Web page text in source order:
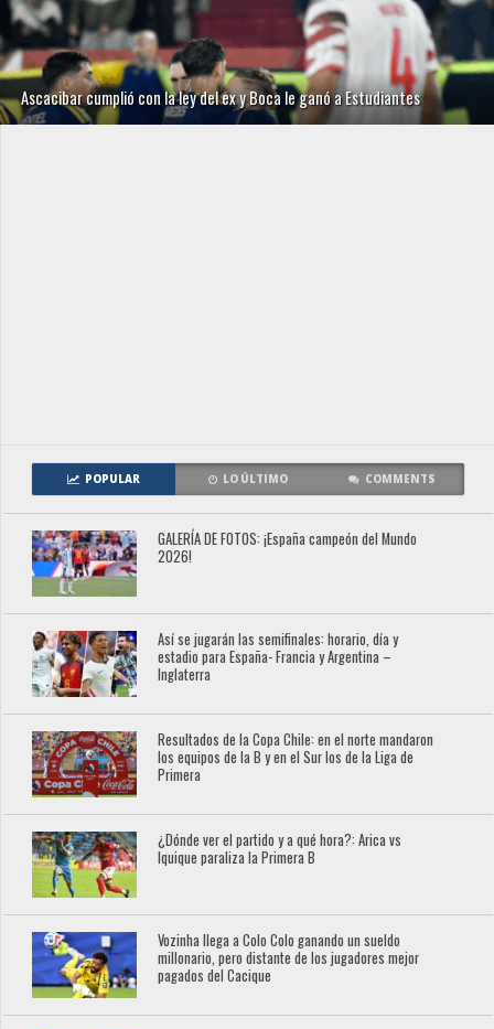
Ascacibar cumplió con la ley del ex y Boca le ganó a Estudiantes
POPULAR LO ÚLTIMO COMMENTS
GALERÍA DE FOTOS: ¡España campeón del Mundo
2026!
Así se jugarán las semifinales: horario, día y
estadio para España- Francia y Argentina –
Inglaterra
Resultados de la Copa Chile: en el norte mandaron
los equipos de la B y en el Sur los de la Liga de
Primera
¿Dónde ver el partido y a qué hora?: Arica vs
Iquique paraliza la Primera B
Vozinha llega a Colo Colo ganando un sueldo
millonario, pero distante de los jugadores mejor
pagados del Cacique